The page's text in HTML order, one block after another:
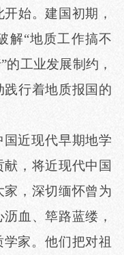
始。建国初期，
解“地质工作搞不
工业发展制约，
行着地质报国的
国近现代早期地学
，将近现代中国
，深切缅怀曾为
血、筚路蓝缕，
家。他们把对祖